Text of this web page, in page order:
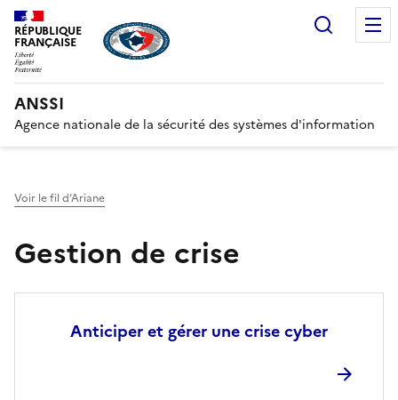
RÉPUBLIQUE
FRANÇAISE
ANSSI
Agence nationale de la sécurité des systèmes d'information
Voir le fil d’Ariane
Gestion de crise
Anticiper et gérer une crise cyber